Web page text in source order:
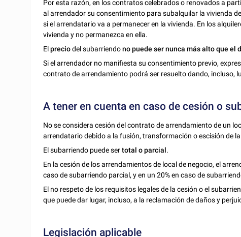
Por esta razón, en los contratos celebrados o renovados a
al arrendador su consentimiento para subalquilar la vivienda
si el arrendatario va a permanecer en la vivienda. En los
vivienda y no permanezca en ella.
Elpreciodel subarriendono puede ser nunca más alto que el
Si el arrendador no manifiesta su consentimiento previo,
contrato de arrendamiento podrá ser resuelto dando, incluso,
A tener en cuenta en caso de cesión o
No se considera cesión del contrato de arrendamiento de un
arrendatario debido a la fusión, transformación o escisión de
El subarriendo puede sertotal o parcial.
En la cesión de los arrendamientos de local de negocio, el
caso de subarriendo parcial, y en un 20% en caso de
El no respeto de los requisitos legales de la cesión o el
que puede dar lugar, incluso, a la reclamación de daños y
Legislación aplicable